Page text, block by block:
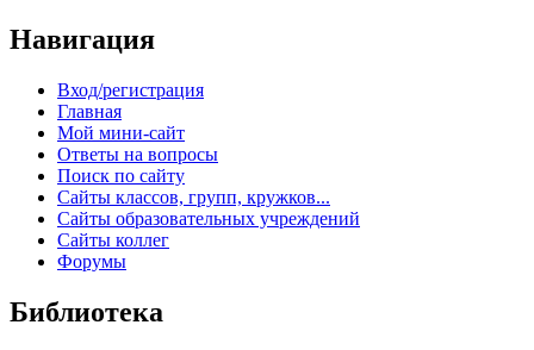
Навигация
Вход/регистрация
Главная
Мой мини-сайт
Ответы на вопросы
Поиск по сайту
Сайты классов, групп, кружков...
Сайты образовательных учреждений
Сайты коллег
Форумы
Библиотека